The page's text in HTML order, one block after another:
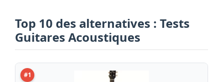
Top 10 des alternatives : Tests
Guitares Acoustiques
#1